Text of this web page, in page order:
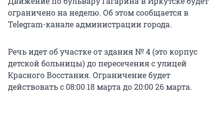
ограничено на неделю. Об этом сообщается в
Telegram-канале администрации города.
Речь идет об участке от здания № 4 (это корпус
детской больницы) до пересечения с улицей
Красного Восстания. Ограничение будет
действовать с 08:00 18 марта до 20:00 26 марта.